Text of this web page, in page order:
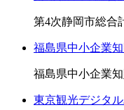
第4次静岡市総合
福島県中小企業
福島県中小企業
東京観光デジタ